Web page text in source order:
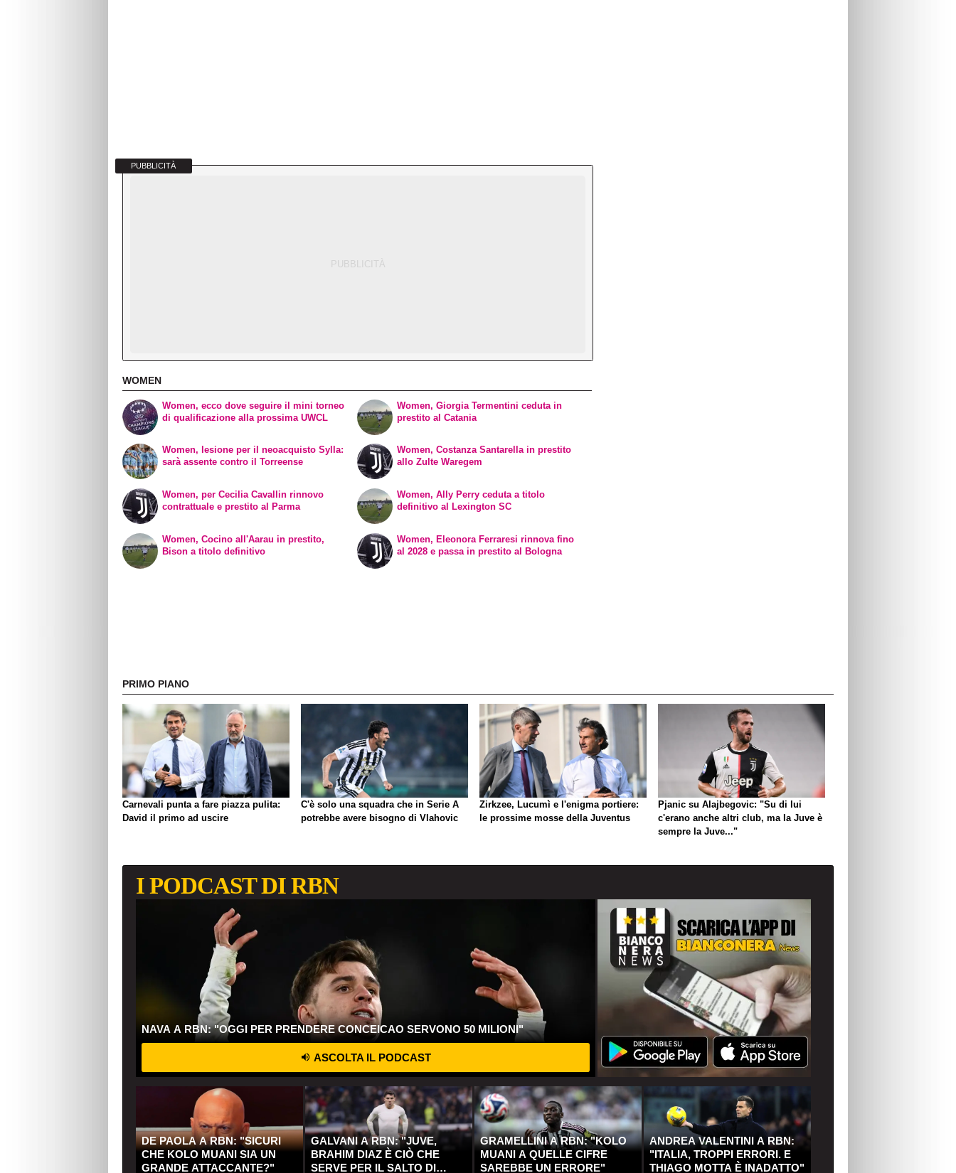
PUBBLICITÀ
WOMEN
Women, ecco dove seguire il mini torneo
di qualificazione alla prossima UWCL
Women, lesione per il neoacquisto Sylla:
sarà assente contro il Torreense
Women, Giorgia Termentini ceduta in
prestito al Catania
Women, Costanza Santarella in prestito
allo Zulte Waregem
Women, per Cecilia Cavallin rinnovo
contrattuale e prestito al Parma
Women, Cocino all'Aarau in prestito,
Bison a titolo definitivo
Women, Ally Perry ceduta a titolo
definitivo al Lexington SC
Women, Eleonora Ferraresi rinnova fino
al 2028 e passa in prestito al Bologna
PRIMO PIANO
Carnevali punta a fare piazza pulita:
David il primo ad uscire
C'è solo una squadra che in Serie A
potrebbe avere bisogno di Vlahovic
Zirkzee, Lucumì e l'enigma portiere:
le prossime mosse della Juventus
Pjanic su Alajbegovic: "Su di lui
c'erano anche altri club, ma la Juve è
sempre la Juve..."
I PODCAST DI RBN
NAVA A RBN: "OGGI PER PRENDERE CONCEICAO SERVONO 50 MILIONI"
ASCOLTA IL PODCAST
DE PAOLA A RBN: "SICURI
CHE KOLO MUANI SIA UN
GRANDE ATTACCANTE?"
GALVANI A RBN: "JUVE,
BRAHIM DIAZ È CIÒ CHE
SERVE PER IL SALTO DI
GRAMELLINI A RBN: "KOLO
MUANI A QUELLE CIFRE
SAREBBE UN ERRORE"
ANDREA VALENTINI A RBN:
"ITALIA, TROPPI ERRORI. E
THIAGO MOTTA È INADATTO"